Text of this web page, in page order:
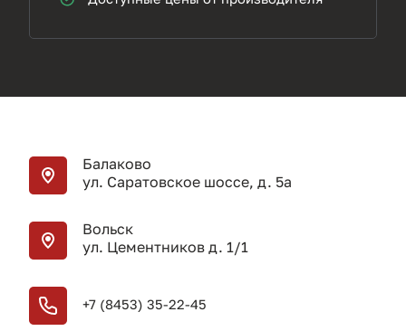
Балаково
ул. Саратовское шоссе, д. 5а
Вольск
ул. Цементников д. 1/1
+7 (8453) 35-22-45